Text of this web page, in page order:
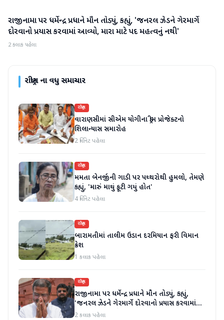
રાષ્ટ્રીય
રાજીનામા પર ધર્મેન્દ્ર પ્રધાને મૌન તોડ્યું, કહ્યું, 'જનરલ ઝેડને ગેરમાર્ગે
દોરવાનો પ્રયાસ કરવામાં આવ્યો, મારા માટે પદ મહત્વનું નથી'
2 કલાક પહેલા
રાષ્ટ્રીયના વધુ સમાચાર
રાષ્ટ્રીય
વારાણસીમાં સીએમ યોગીના ડ્રીમ પ્રોજેક્ટનો
શિલાન્યાસ સમારોહ
2 મિનિટ પહેલા
રાષ્ટ્રીય
મમતા બેનર્જીની ગાડી પર પથ્થરોથી હુમલો, તેમણે
કહ્યું, 'મારું માથું ફૂટી ગયું હોત'
4 મિનિટ પહેલા
રાષ્ટ્રીય
બારામતીમાં તાલીમ ઉડાન દરમિયાન ફરી વિમાન
ક્રેશ
1 કલાક પહેલા
રાષ્ટ્રીય
રાજીનામા પર ધર્મેન્દ્ર પ્રધાને મૌન તોડ્યું, કહ્યું,
'જનરલ ઝેડને ગેરમાર્ગે દોરવાનો પ્રયાસ કરવામાં
આવ્યો, મારા માટે પદ મહત્વનું નથી'
2 કલાક પહેલા